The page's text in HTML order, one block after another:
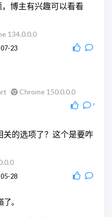
博主有兴趣可以看看
134.0.0.0
23
Chrome 150.0.0.0
9
关的选项了？这个是要咋
28
。